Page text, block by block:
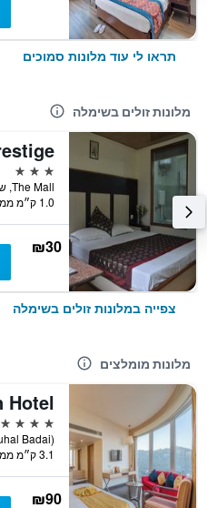
תראו לי עוד מלונות סמוכים
מלונות זולים בשימלה
3 כוכבים
The Mall, שימלה, הודו
1.0 ק״מ ממרכז העיר
₪30
צפייה במלונות זולים בשימלה
מלונות מומלצים
4 כוכבים
3.1 ק״מ ממרכז העיר
₪90